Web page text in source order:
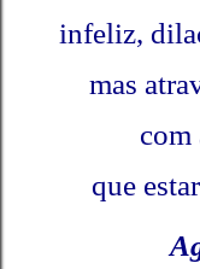
infeliz,
mas
com
que